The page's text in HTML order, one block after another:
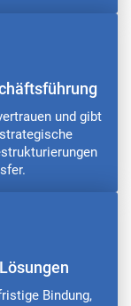
und gibt
Bindung,